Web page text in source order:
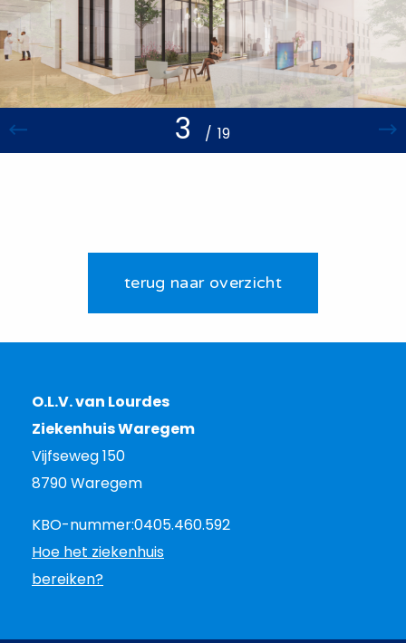
3 / 19
terug naar overzicht
O.L.V. van Lourdes
Ziekenhuis Waregem
Vijfseweg 150
8790 Waregem
KBO-nummer:0405.460.592
Hoe het ziekenhuis
bereiken?